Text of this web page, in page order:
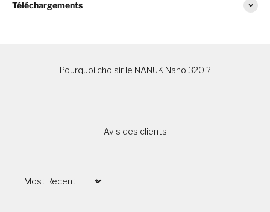
Téléchargements
Pourquoi choisir le NANUK Nano 320 ?
Avis des clients
Sort by